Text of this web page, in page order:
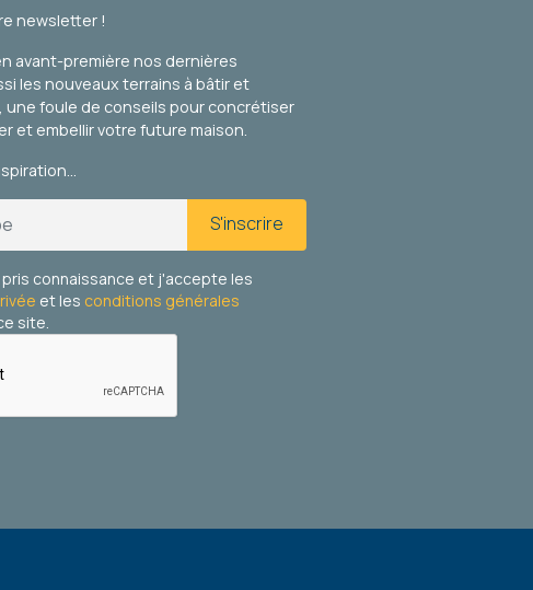
newsletter !
avant-première nos dernières
les nouveaux terrains à bâtir et
une foule de conseils pour concrétiser
et embellir votre future maison.
S'inscrire
pris connaissance et j'accepte les
et les conditions générales
site.